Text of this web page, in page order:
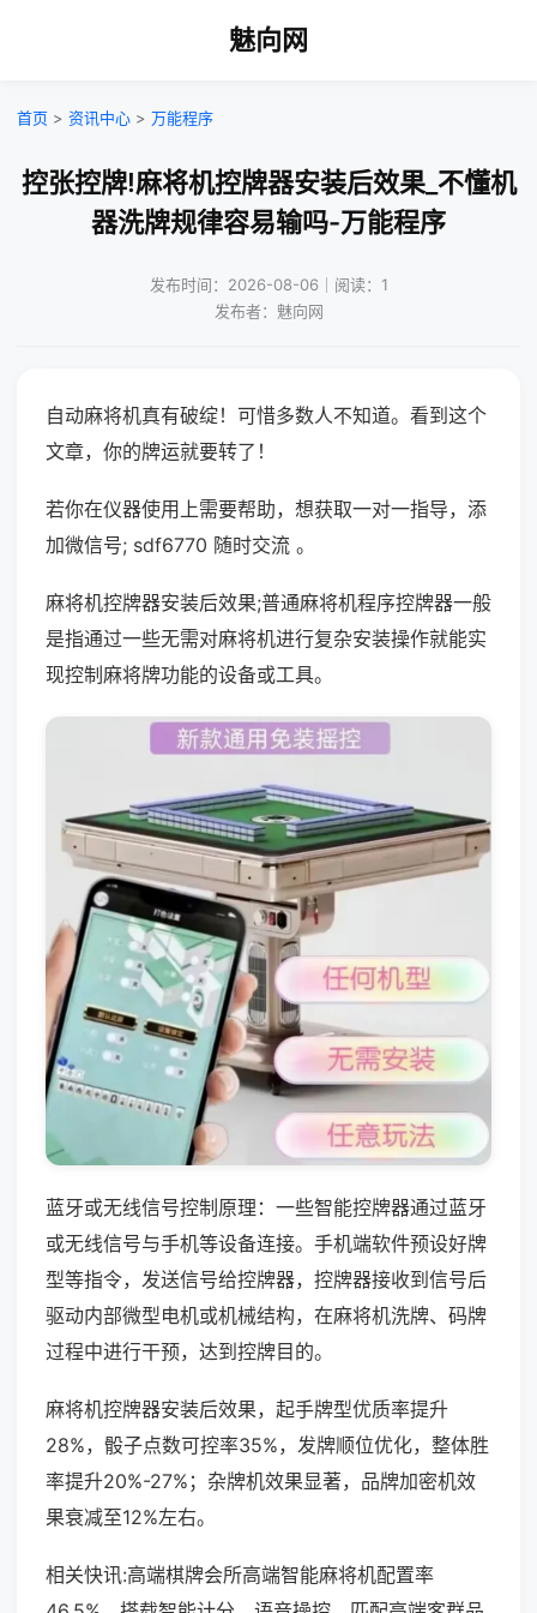
魅向网
首页 > 资讯中心 > 万能程序
控张控牌!麻将机控牌器安装后效果_不懂机
器洗牌规律容易输吗-万能程序
发布时间：2026-08-06｜阅读：1
发布者：魅向网
自动麻将机真有破绽！可惜多数人不知道。看到这个
文章，你的牌运就要转了！
若你在仪器使用上需要帮助，想获取一对一指导，添
加微信号; sdf6770 随时交流 。
麻将机控牌器安装后效果;普通麻将机程序控牌器一般
是指通过一些无需对麻将机进行复杂安装操作就能实
现控制麻将牌功能的设备或工具。
蓝牙或无线信号控制原理：一些智能控牌器通过蓝牙
或无线信号与手机等设备连接。手机端软件预设好牌
型等指令，发送信号给控牌器，控牌器接收到信号后
驱动内部微型电机或机械结构，在麻将机洗牌、码牌
过程中进行干预，达到控牌目的。
麻将机控牌器安装后效果，起手牌型优质率提升
28%，骰子点数可控率35%，发牌顺位优化，整体胜
率提升20%-27%；杂牌机效果显著，品牌加密机效
果衰减至12%左右。
相关快讯:高端棋牌会所高端智能麻将机配置率